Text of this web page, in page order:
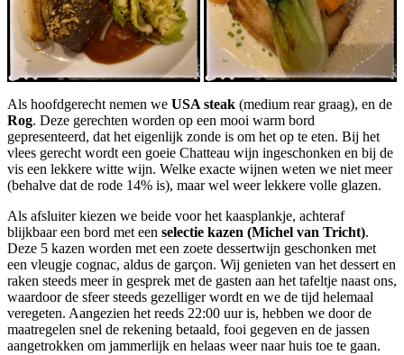
Als hoofdgerecht nemen we USA steak (medium rear graag), en de
Rog. Deze gerechten worden op een mooi warm bord
gepresenteerd, dat het eigenlijk zonde is om het op te eten. Bij het
vlees gerecht wordt een goeie Chatteau wijn ingeschonken en bij de
vis een lekkere witte wijn. Welke exacte wijnen weten we niet meer
(behalve dat de rode 14% is), maar wel weer lekkere volle glazen.
Als afsluiter kiezen we beide voor het kaasplankje, achteraf
blijkbaar een bord met een selectie kazen (Michel van Tricht).
Deze 5 kazen worden met een zoete dessertwijn geschonken met
een vleugje cognac, aldus de garçon. Wij genieten van het dessert en
raken steeds meer in gesprek met de gasten aan het tafeltje naast ons,
waardoor de sfeer steeds gezelliger wordt en we de tijd helemaal
veregeten. Aangezien het reeds 22:00 uur is, hebben we door de
maatregelen snel de rekening betaald, fooi gegeven en de jassen
aangetrokken om jammerlijk en helaas weer naar huis toe te gaan.